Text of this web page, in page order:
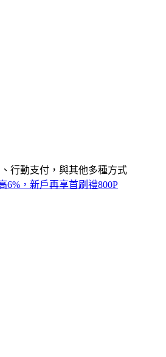
行動支付，與其他多種方式
6%，新戶再享首刷禮800P